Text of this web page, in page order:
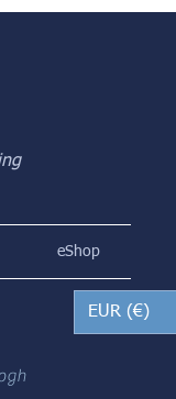
eShop
EUR (€)